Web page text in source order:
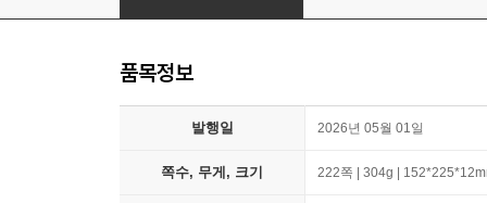
품목정보
발행일 2026년 05월 01일
쪽수, 무게, 크기 222쪽 | 304g |